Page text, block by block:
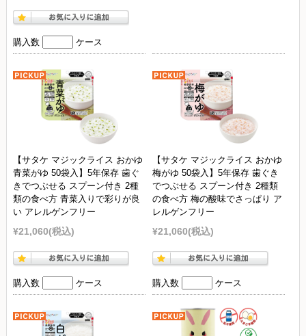
購入数 ケース
【サタケ マジックライス おかゆ
青菜がゆ 50袋入】5年保存 歯ぐ
きでつぶせる スプーン付き 2種
類の食べ方 青菜入りで彩りが良
い アレルゲンフリー
¥21,060(税込)
購入数 ケース
【サタケ マジックライス おかゆ
梅がゆ 50袋入】5年保存 歯ぐき
でつぶせる スプーン付き 2種類
の食べ方 梅の酸味でさっぱり ア
レルゲンフリー
¥21,060(税込)
購入数 ケース